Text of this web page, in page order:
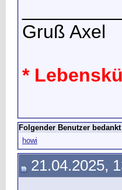
Gruß Axel
*
Folgender Benutzer
howi
21.04.2025,